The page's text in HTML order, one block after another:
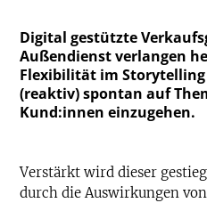
Digital gestützte
Außendienst verlangen
Flexibilität im
(reaktiv) spontan auf
Kund:innen einzugehen.
Verstärkt wird dieser
durch die Auswirkungen